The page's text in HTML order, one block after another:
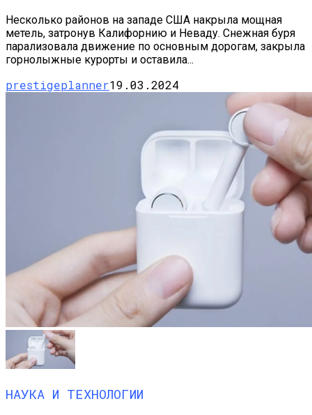
Несколько районов на западе США накрыла мощная
метель, затронув Калифорнию и Неваду. Снежная буря
парализовала движение по основным дорогам, закрыла
горнолыжные курорты и оставила...
prestigeplanner19.03.2024
НАУКА И ТЕХНОЛОГИИ